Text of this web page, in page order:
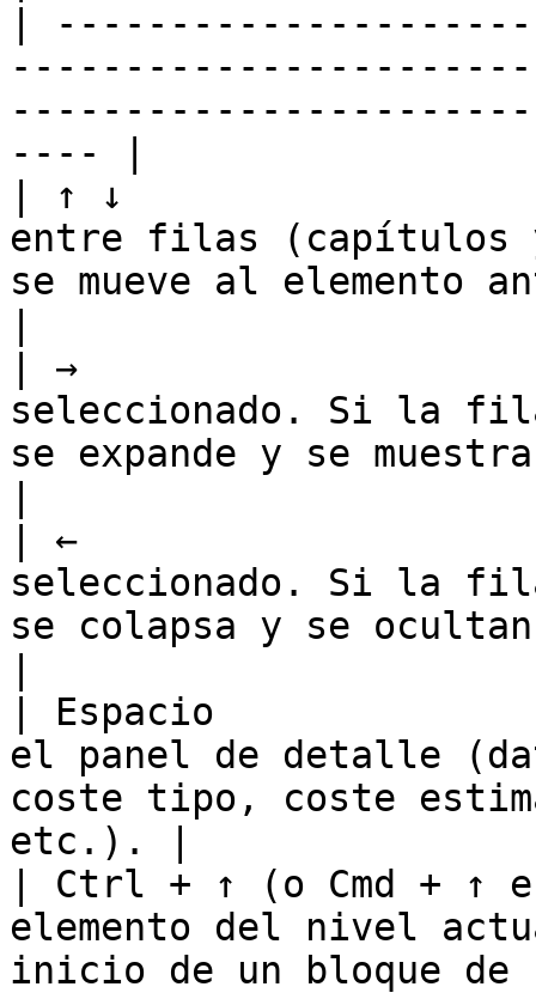
|
---- |
| ↑ ↓
entre filas (capítulos
se mueve al
| →
seleccionado. Si la
se expande y se
| ←
seleccionado. Si la
se colapsa y se
| Espacio
el panel de detalle
coste tipo, coste
etc.). |
| Ctrl + ↑ (o Cmd + ↑
elemento del nivel
inicio de un bloque de